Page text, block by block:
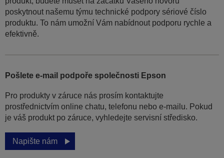
poskytnout našemu týmu technické podpory sériové číslo
produktu. To nám umožní Vám nabídnout podporu rychle a
efektivně.
Pošlete e-mail podpoře společnosti Epson
Pro produkty v záruce nás prosím kontaktujte
prostřednictvím online chatu, telefonu nebo e-mailu. Pokud
je váš produkt po záruce, vyhledejte servisní středisko.
Napište nám